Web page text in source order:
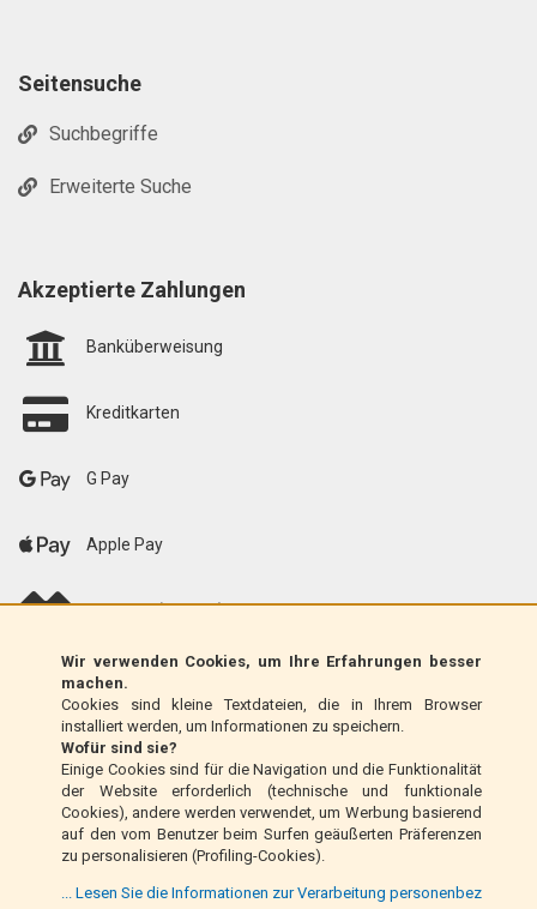
Wir verwenden Cookies, um Ihre Erfahrungen besser
machen.
Cookies sind kleine Textdateien, die in Ihrem Browser
installiert werden, um Informationen zu speichern.
Wofür sind sie?
Einige Cookies sind für die Navigation und die Funktionalität
der Website erforderlich (technische und funktionale
Cookies), andere werden verwendet, um Werbung basierend
auf den vom Benutzer beim Surfen geäußerten Präferenzen
zu personalisieren (Profiling-Cookies).
... Lesen Sie die Informationen zur Verarbeitung personenbez
Seitensuche
Suchbegriffe
Erweiterte Suche
Akzeptierte Zahlungen
Banküberweisung
Kreditkarten
G Pay
Apple Pay
scalapay (EU only)
Klarna (nur EU)
Zahlungsanweisung (nur Italien)
Nachnahme (nur Italien)